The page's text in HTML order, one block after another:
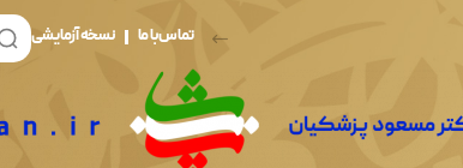
تماس با ما نسخه آزمایشی